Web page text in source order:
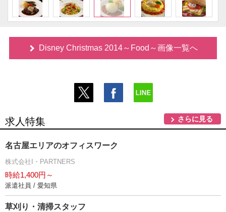
Disney Christmas 2014～Food～画像一覧へ
求人特集 さらに見る
名古屋エリアのオフィスワーク
株式会社I・PARTNERS
時給1,400円～
派遣社員 / 愛知県
草刈り・清掃スタッフ